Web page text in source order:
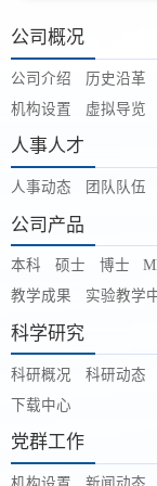
公司概况
公司介绍 历史沿革
机构设置
虚拟导览
人事人才
人事动态 团队队伍
公司产品
本科 硕士 博士
教学成果
实验教学
科学研究
科研概况 科研动态
下载中心
党群工作